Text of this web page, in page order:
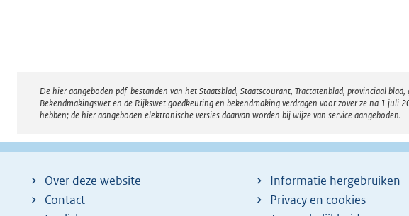
Disclaimer
De hier aangeboden pdf-bestanden van het Staatsblad, Staatscourant, Tractatenblad, provinciaal
Bekendmakingswet en de Rijkswet goedkeuring en bekendmaking verdragen voor zover ze na 1
hebben; de hier aangeboden elektronische versies daarvan worden bij wijze van service aangeboden.
Over deze website
Contact
Informatie hergebruiken
Privacy en cookies